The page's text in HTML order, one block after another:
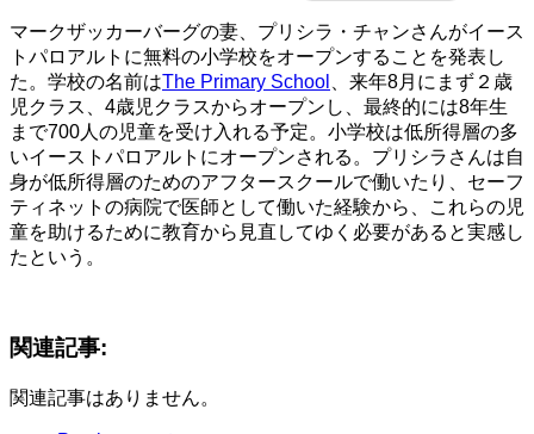
マークザッカーバーグの妻、プリシラ・チャンさんがイース
トパロアルトに無料の小学校をオープンすることを発表し
た。学校の名前はThe Primary School
、来年8月にまず２歳
児クラス、4歳児クラスからオープンし、最終的には8年生
まで700人の児童を受け入れる予定。小学校は低所得層の多
いイーストパロアルトにオープンされる。プリシラさんは自
身が低所得層のためのアフタースクールで働いたり、セーフ
ティネットの病院で医師として働いた経験から、これらの児
童を助けるために教育から見直してゆく必要があると実感し
たという。
関連記事:
関連記事はありません。